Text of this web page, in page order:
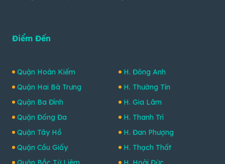
Điểm Đến
Quận Hoàn Kiếm
Quận Hai Bà Trưng
Quận Ba Đình
Quận Đống Đa
Quận Tây Hồ
Quận Cầu Giấy
H. Đông Anh
H. Thường Tín
H. Gia Lâm
H. Thanh Trì
H. Đan Phượng
H. Thạch Thất